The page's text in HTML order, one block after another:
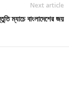
Next article
ম্যাচে বাংলাদেশের জয়